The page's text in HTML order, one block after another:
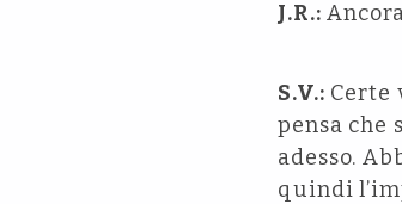
J.R.:
S.V.: Certe
pensa che
adesso.
quindi